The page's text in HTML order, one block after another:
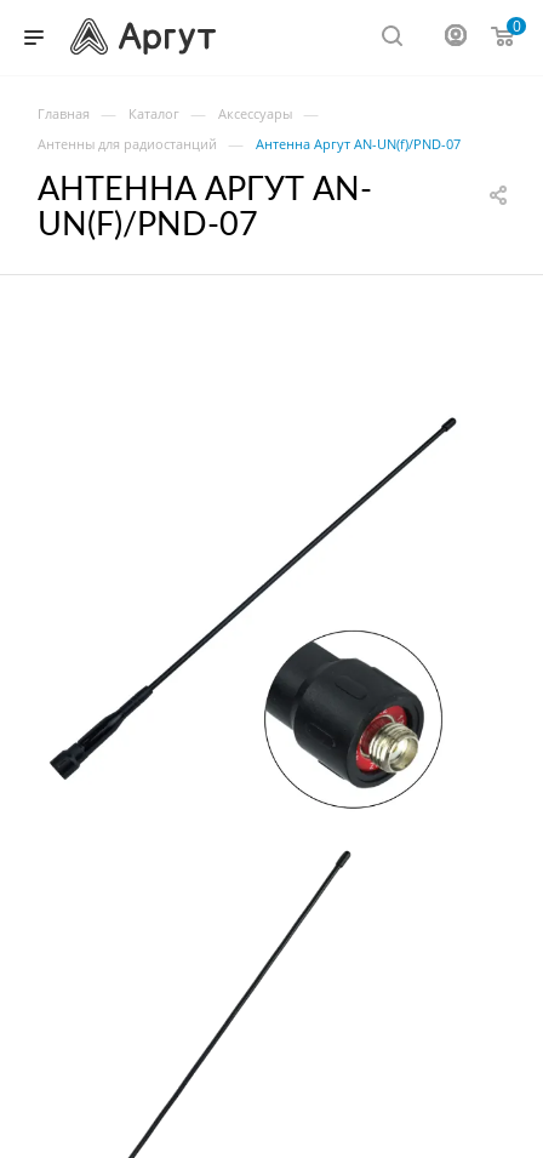
0
Главная — Каталог — Аксессуары —
Антенны для радиостанций — Антенна Аргут AN-UN(f)/PND-07
АНТЕННА АРГУТ AN-
UN(F)/PND-07